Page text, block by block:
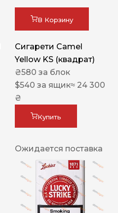
В Корзину
Сигарети Camel
Yellow KS (квадрат)
₴580 за блок
$540 за ящик≈ 24 300
₴
Купить
Ожидается поставка